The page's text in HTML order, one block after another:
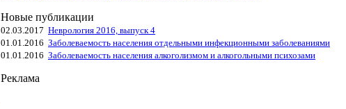
Новые публикации
02.03.2017 Неврология 2016, выпуск 4
01.01.2016 Заболеваемость населения отдельными инфекционными заболеваниями
01.01.2016 Заболеваемость населения алкоголизмом и алкогольными психозами
Реклама